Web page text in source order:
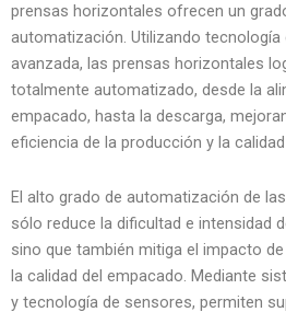
prensas horizontales ofrecen un
automatización. Utilizando
avanzada, las prensas horizontales
totalmente automatizado, desde la
empacado, hasta la descarga,
eficiencia de la producción y la
El alto grado de automatización de
sólo reduce la dificultad e intensidad
sino que también mitiga el impacto
la calidad del empacado. Mediante
y tecnología de sensores, permiten